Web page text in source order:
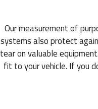
Our measurement of
systems also protect
tear on valuable
fit to your vehicle. If you